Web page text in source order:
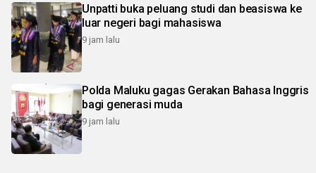
Unpatti buka peluang studi dan beasiswa ke
luar negeri bagi mahasiswa
9 jam lalu
Polda Maluku gagas Gerakan Bahasa Inggris
bagi generasi muda
9 jam lalu